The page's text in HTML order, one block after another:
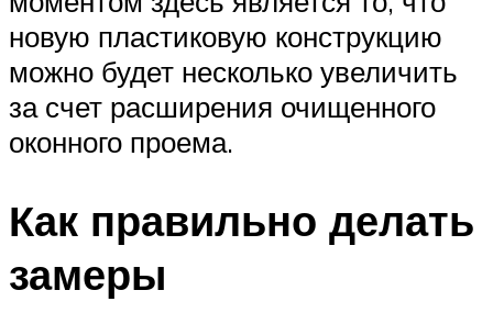
новую пластиковую конструкцию
можно будет несколько увеличить
за счет расширения очищенного
оконного проема.
Как правильно делать
замеры